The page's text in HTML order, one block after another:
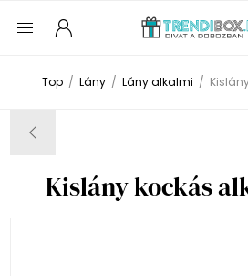
Top / Lány / Lány alkalmi /
Kislány kockás